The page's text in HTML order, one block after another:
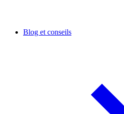
Blog et conseils